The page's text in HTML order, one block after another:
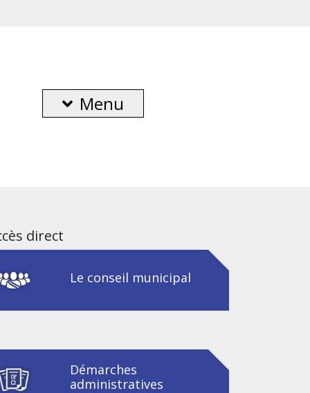
Menu
direct
Le conseil municipal
Démarches
administratives